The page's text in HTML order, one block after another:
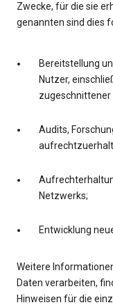
Zwecke, für die sie
genannten sind dies
Bereitstellung
Nutzer,
zugeschnittener
Audits,
Netzwerks;
Entwicklung
Weitere
Daten verarbeiten,
Hinweisen für die